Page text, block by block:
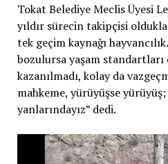
Tokat Belediye Meclis Üyesi
yıldır sürecin takipçisi
tek geçim kaynağı
bozulursa yaşam
kazanılmadı, kolay da
mahkeme, yürüyüşse
yanlarındayız” dedi.